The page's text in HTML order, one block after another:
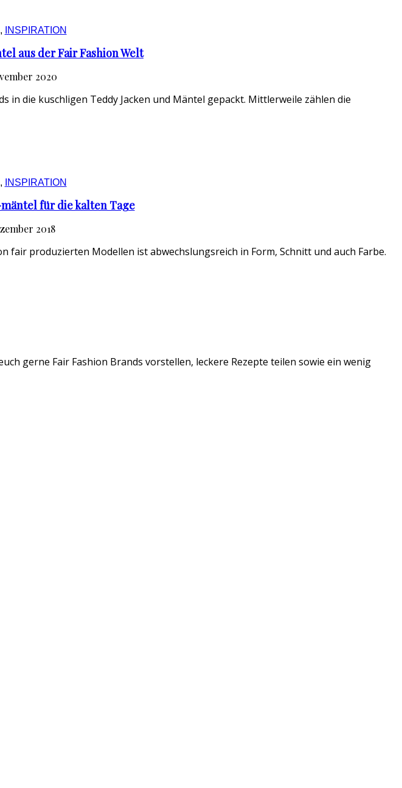
, INSPIRATION
aus der Fair Fashion Welt
2020
die kuschligen Teddy Jacken und Mäntel gepackt. Mittlerweile zählen die
, INSPIRATION
für die kalten Tage
2018
fair produzierten Modellen ist abwechslungsreich in Form, Schnitt und auch Farbe.
gerne Fair Fashion Brands vorstellen, leckere Rezepte teilen sowie ein wenig